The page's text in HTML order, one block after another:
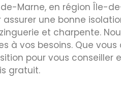
Marne, en région Île-
une bonne
et charpente.
à vos besoins. Que
pour vous conseiller
gratuit.